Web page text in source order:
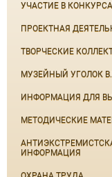
УЧАСТИЕ В
ПРОЕКТНАЯ
ТВОРЧЕСКИЕ
МУЗЕЙНЫЙ УГОЛОК
ИНФОРМАЦИЯ ДЛЯ
МЕТОДИЧЕСКИЕ
ИНФОРМАЦИЯ